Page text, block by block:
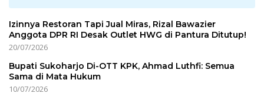
Izinnya Restoran Tapi Jual Miras, Rizal Bawazier
Anggota DPR RI Desak Outlet HWG di Pantura Ditutup!
20/07/2026
Bupati Sukoharjo Di-OTT KPK, Ahmad Luthfi: Semua
Sama di Mata Hukum
10/07/2026